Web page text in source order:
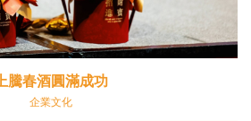
上騰春酒圓滿成功
企業文化